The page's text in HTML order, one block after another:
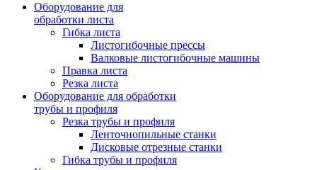
Оборудование для
обработки листа
Гибка листа
Листогибочные прессы
Валковые листогибочные машины
Правка листа
Резка листа
Оборудование для обработки
трубы и профиля
Резка трубы и профиля
Ленточнопильные станки
Дисковые отрезные станки
Гибка трубы и профиля